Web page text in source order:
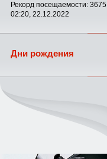
Рекорд посещаемости: 3675
02:20, 22.12.2022
Дни рождения